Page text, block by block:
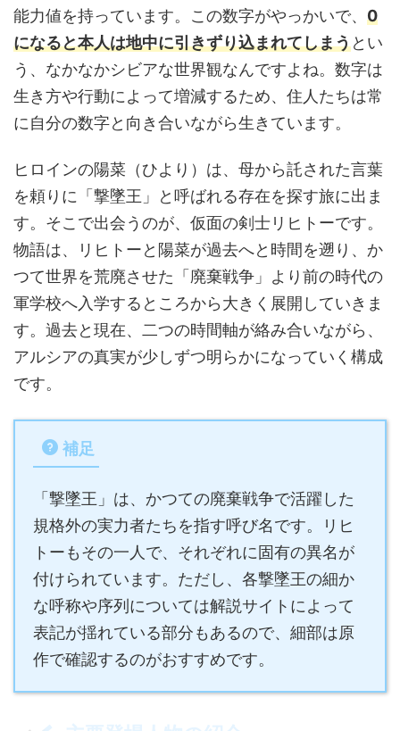
能力値を持っています。この数字がやっかいで、 0
になると本人は地中に引きずり込まれてしまうとい
う、なかなかシビアな世界観なんですよね。数字は
生き方や行動によって増減するため、住人たちは常
に自分の数字と向き合いながら生きています。
ヒロインの陽菜（ひより）は、母から託された言葉
を頼りに「撃墜王」と呼ばれる存在を探す旅に出ま
す。そこで出会うのが、仮面の剣士リヒトーです。
物語は、リヒトーと陽菜が過去へと時間を遡り、か
つて世界を荒廃させた「廃棄戦争」より前の時代の
軍学校へ入学するところから大きく展開していきま
す。過去と現在、二つの時間軸が絡み合いながら、
アルシアの真実が少しずつ明らかになっていく構成
です。
補足
「撃墜王」は、かつての廃棄戦争で活躍した
規格外の実力者たちを指す呼び名です。リヒ
トーもその一人で、それぞれに固有の異名が
付けられています。ただし、各撃墜王の細か
な呼称や序列については解説サイトによって
表記が揺れている部分もあるので、細部は原
作で確認するのがおすすめです。